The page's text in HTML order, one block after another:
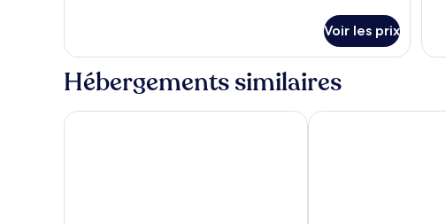
de
Suite
Voir les prix
le
Hébergements similaires
Van der Valk Hotel Nivelles - Sud Orange Hotel La